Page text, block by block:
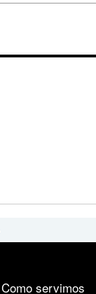
Como servimos